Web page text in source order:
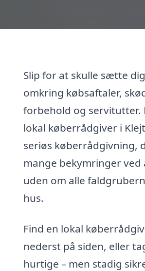
Slip for at skulle sætte
omkring købsaftaler,
forbehold og servitutter.
lokal køberrådgiver i
seriøs køberrådgivning,
mange bekymringer
uden om alle
hus.
Find en lokal
nederst på siden, eller
hurtige – men stadig